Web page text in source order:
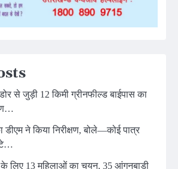
से जुड़ी 12 किमी ग्रीनफील्ड बाईपास का
ने किया निरीक्षण, बोले—कोई पात्र
के लिए 13 महिलाओं का चयन, 35 आंगनबाड़ी